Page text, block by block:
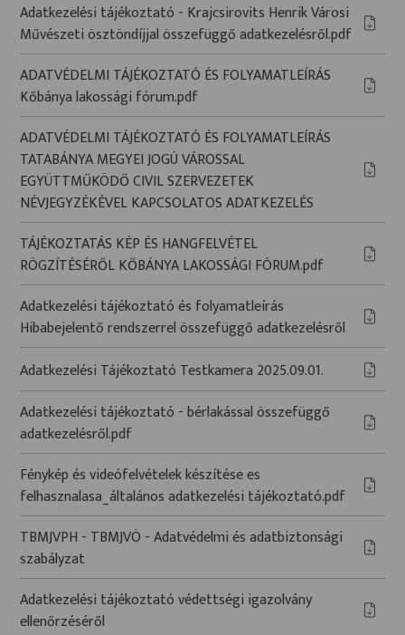
Adatkezelési tájékoztató - Krajcsirovits Henrik Városi
Művészeti ösztöndíjjal összefüggő adatkezelésről.pdf
ADATVÉDELMI TÁJÉKOZTATÓ ÉS FOLYAMATLEÍRÁS
Kőbánya lakossági fórum.pdf
ADATVÉDELMI TÁJÉKOZTATÓ ÉS FOLYAMATLEÍRÁS
TATABÁNYA MEGYEI JOGÚ VÁROSSAL
EGYÜTTMŰKÖDŐ CIVIL SZERVEZETEK
NÉVJEGYZÉKÉVEL KAPCSOLATOS ADATKEZELÉS
TÁJÉKOZTATÁS KÉP ÉS HANGFELVÉTEL
RÖGZÍTÉSÉRŐL KŐBÁNYA LAKOSSÁGI FÓRUM.pdf
Adatkezelési tájékoztató és folyamatleírás
Hibabejelentő rendszerrel összefüggő adatkezelésről
Adatkezelési Tájékoztató Testkamera 2025.09.01.
Adatkezelési tájékoztató - bérlakással összefüggő
adatkezelésről.pdf
Fénykép és videófelvételek készítése es
felhasznalasa_általános adatkezelési tájékoztató.pdf
TBMJVPH - TBMJVÖ - Adatvédelmi és adatbiztonsági
szabályzat
Adatkezelési tájékoztató védettségi igazolvány
ellenőrzéséről